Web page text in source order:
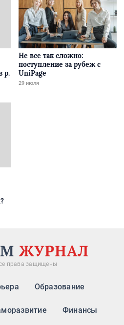
р.
Не все так сложно:
поступление за рубеж с
UniPage
29 июля
права защищены
Образование
Финансы